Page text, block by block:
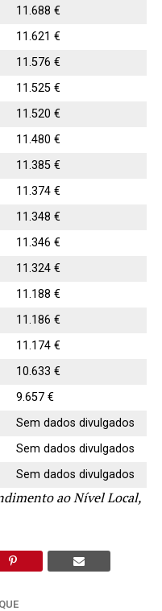
11.688 €
11.621 €
11.576 €
11.525 €
11.520 €
11.480 €
11.385 €
11.374 €
11.348 €
11.346 €
11.324 €
11.188 €
11.186 €
11.174 €
10.633 €
9.657 €
Sem dados divulgados
Sem dados divulgados
Sem dados divulgados
ao Nível Local,